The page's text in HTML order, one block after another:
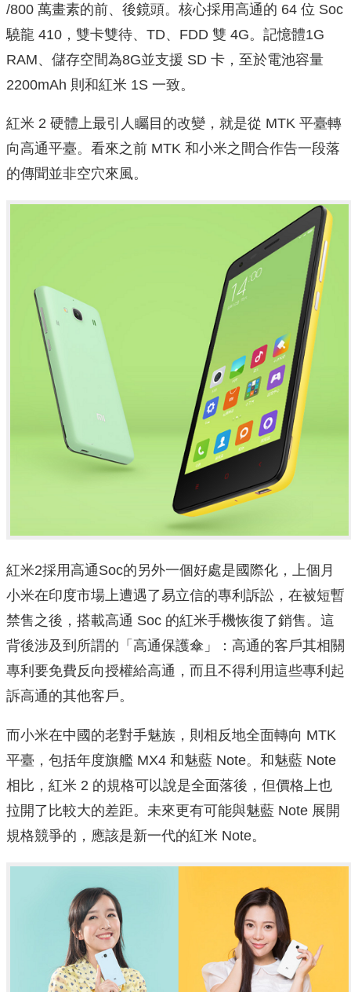
/800 萬畫素的前、後鏡頭。核心採用高通的 64 位 Soc
驍龍 410，雙卡雙待、TD、FDD 雙 4G。記憶體1G
RAM、儲存空間為8G並支援 SD 卡，至於電池容量
2200mAh 則和紅米 1S 一致。
紅米 2 硬體上最引人矚目的改變，就是從 MTK 平臺轉
向高通平臺。看來之前 MTK 和小米之間合作告一段落
的傳聞並非空穴來風。
紅米2採用高通Soc的另外一個好處是國際化，上個月
小米在印度市場上遭遇了易立信的專利訴訟，在被短暫
禁售之後，搭載高通 Soc 的紅米手機恢復了銷售。這
背後涉及到所謂的「高通保護傘」：高通的客戶其相關
專利要免費反向授權給高通，而且不得利用這些專利起
訴高通的其他客戶。
而小米在中國的老對手魅族，則相反地全面轉向 MTK
平臺，包括年度旗艦 MX4 和魅藍 Note。和魅藍 Note
相比，紅米 2 的規格可以說是全面落後，但價格上也
拉開了比較大的差距。未來更有可能與魅藍 Note 展開
規格競爭的，應該是新一代的紅米 Note。